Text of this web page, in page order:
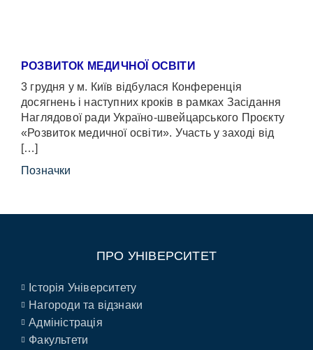
РОЗВИТОК МЕДИЧНОЇ ОСВІТИ
3 грудня у м. Київ відбулася Конференція
досягнень і наступних кроків в рамках Засідання
Наглядової ради Україно-швейцарського Проєкту
«Розвиток медичної освіти». Участь у заході від
[…]
Позначки
ПРО УНІВЕРСИТЕТ
Історія Університету
Нагороди та відзнаки
Адміністрація
Факультети